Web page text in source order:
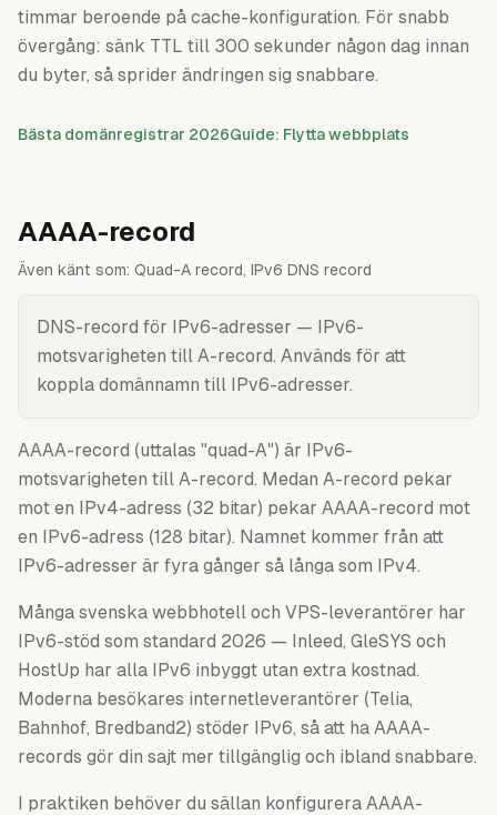
timmar beroende på cache-konfiguration. För snabb
övergång: sänk TTL till 300 sekunder någon dag innan
du byter, så sprider ändringen sig snabbare.
Bästa domänregistrar 2026Guide: Flytta webbplats
AAAA-record
Även känt som: Quad-A record, IPv6 DNS record
DNS-record för IPv6-adresser — IPv6-
motsvarigheten till A-record. Används för att
koppla domännamn till IPv6-adresser.
AAAA-record (uttalas "quad-A") är IPv6-
motsvarigheten till A-record. Medan A-record pekar
mot en IPv4-adress (32 bitar) pekar AAAA-record mot
en IPv6-adress (128 bitar). Namnet kommer från att
IPv6-adresser är fyra gånger så långa som IPv4.
Många svenska webbhotell och VPS-leverantörer har
IPv6-stöd som standard 2026 — Inleed, GleSYS och
HostUp har alla IPv6 inbyggt utan extra kostnad.
Moderna besökares internetleverantörer (Telia,
Bahnhof, Bredband2) stöder IPv6, så att ha AAAA-
records gör din sajt mer tillgänglig och ibland snabbare.
I praktiken behöver du sällan konfigurera AAAA-